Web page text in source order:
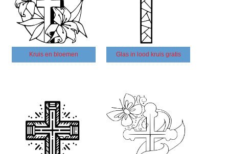
Kruis en bloemen Glas in lood kruis gratis